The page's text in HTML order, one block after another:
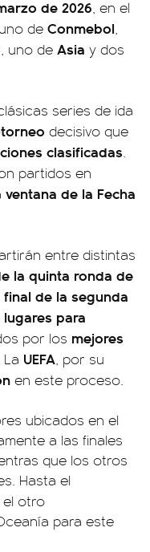
de 2026, en el
de Conmebol,
, uno de Asia y dos
series de ida
decisivo que
clasificadas.
partidos en
ventana de la Fecha
entre distintas
la quinta ronda de
de la segunda
para
por los mejores
La UEFA, por su
en este proceso.
ubicados en el
a las finales
que los otros
Hasta el
el otro
para este